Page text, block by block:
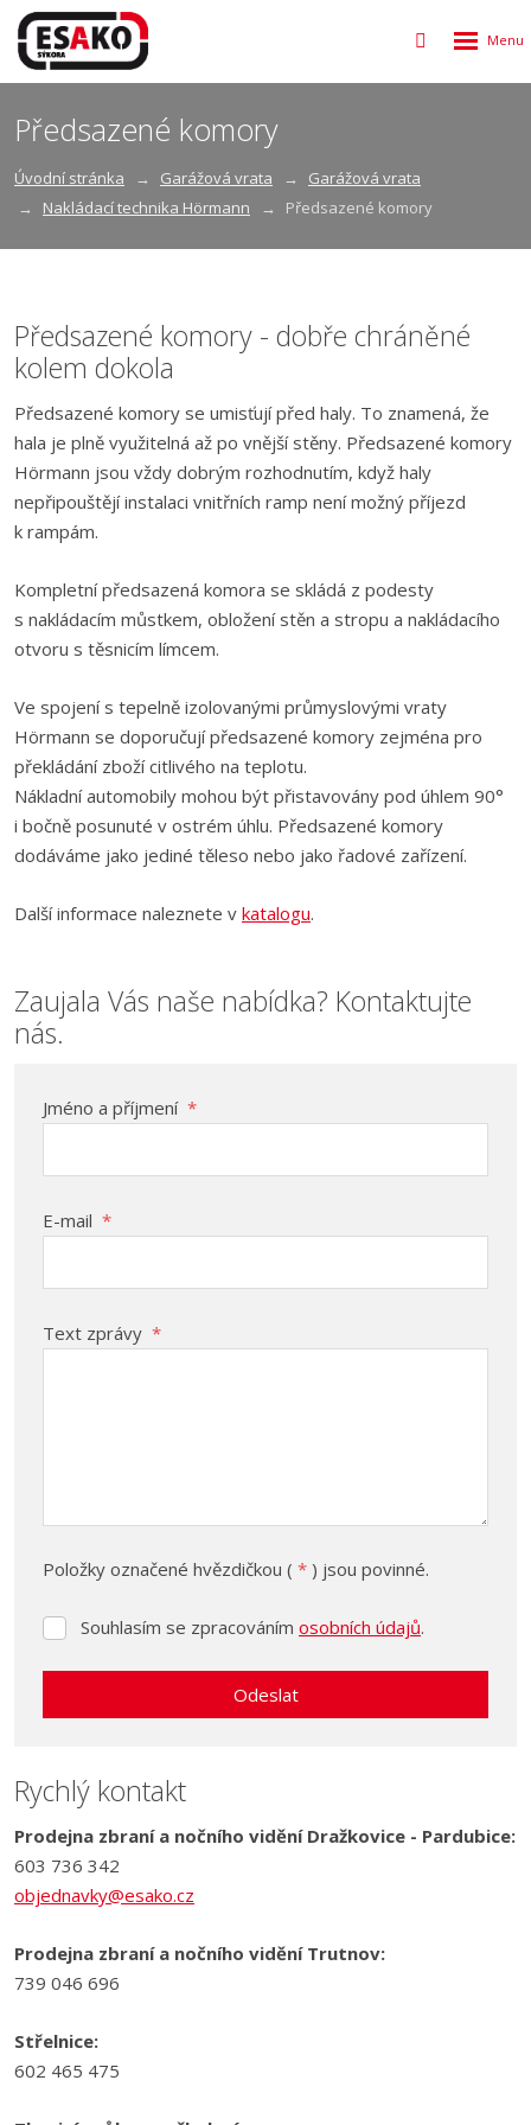
Vyhledávání
Rozbalení
Předsazené komory
Úvodní stránka Garážová vrata
Garážová vrata
Nakládací technika Hörmann
Předsazené komory
Předsazené komory - dobře chráněné
kolem dokola
Předsazené komory se umisťují před haly. To znamená, že
hala je plně využitelná až po vnější stěny. Předsazené komory
Hörmann jsou vždy dobrým rozhodnutím, když haly
nepřipouštějí instalaci vnitřních ramp není možný příjezd
k rampám.
Kompletní předsazená komora se skládá z podesty
s nakládacím můstkem, obložení stěn a stropu a nakládacího
otvoru s těsnicím límcem.
Ve spojení s tepelně izolovanými průmyslovými vraty
Hörmann se doporučují předsazené komory zejména pro
překládání zboží citlivého na teplotu.
Nákladní automobily mohou být přistavovány pod úhlem 90°
i bočně posunuté v ostrém úhlu. Předsazené komory
dodáváme jako jediné těleso nebo jako řadové zařízení.
Další informace naleznete v katalogu.
Zaujala Vás naše nabídka? Kontaktujte
nás.
Jméno a příjmení *
E-mail *
Text zprávy *
Položky označené hvězdičkou ( * ) jsou povinné.
Souhlasím
zpracováním
Souhlasím se zpracováním osobních údajů.
Odeslat
se
nepodařilo
odeslat.
Rychlý kontakt
Prodejna zbraní a nočního vidění Dražkovice - Pardubice:
603 736 342
objednavky@esako.cz
Prodejna zbraní a nočního vidění Trutnov:
739 046 696
Střelnice:
602 465 475